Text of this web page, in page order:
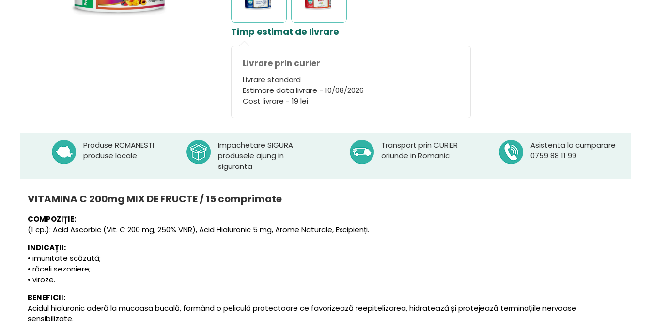
Timp estimat de livrare
Livrare prin curier
Livrare standard
Estimare data livrare - 10/08/2026
Cost livrare - 19 lei
Produse ROMANESTI
produse locale
Impachetare SIGURA
produsele ajung in
siguranta
Transport prin CURIER
oriunde in Romania
Asistenta la cumparare
0759 88 11 99
VITAMINA C 200mg MIX DE FRUCTE / 15 comprimate
COMPOZIȚIE:
(1 cp.): Acid Ascorbic (Vit. C 200 mg, 250% VNR), Acid Hialuronic 5 mg, Arome Naturale, Excipienți.
INDICAȚII:
• imunitate scăzută;
• răceli sezoniere;
• viroze.
BENEFICII:
Acidul hialuronic aderă la mucoasa bucală, formând o peliculă protectoare ce favorizează reepitelizarea, hidratează și protejează terminațiile nervoase
sensibilizate.